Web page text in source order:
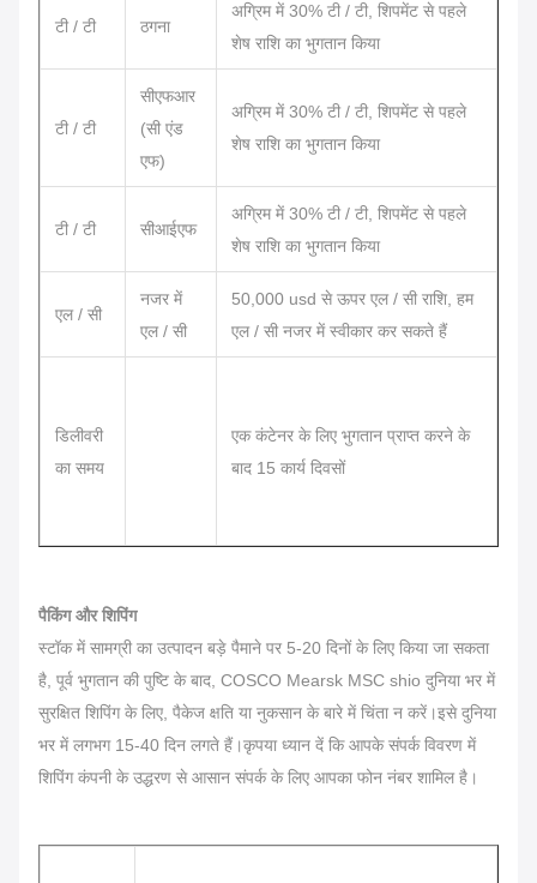
टी / टी ठगना
अग्रिम में 30% टी / टी, शिपमेंट से पहले
शेष राशि का भुगतान किया
टी / टी
सीएफआर
(सी एंड
एफ)
अग्रिम में 30% टी / टी, शिपमेंट से पहले
शेष राशि का भुगतान किया
टी / टी सीआईएफ
अग्रिम में 30% टी / टी, शिपमेंट से पहले
शेष राशि का भुगतान किया
एल / सी
नजर में
एल / सी
50,000 usd से ऊपर एल / सी राशि, हम
एल / सी नजर में स्वीकार कर सकते हैं
डिलीवरी
का समय
एक कंटेनर के लिए भुगतान प्राप्त करने के
बाद 15 कार्य दिवसों
पैकिंग और शिपिंग
स्टॉक में सामग्री का उत्पादन बड़े पैमाने पर 5-20 दिनों के लिए किया जा सकता
है, पूर्व भुगतान की पुष्टि के बाद, COSCO Mearsk MSC shio दुनिया भर में
सुरक्षित शिपिंग के लिए, पैकेज क्षति या नुकसान के बारे में चिंता न करें।इसे दुनिया
भर में लगभग 15-40 दिन लगते हैं।कृपया ध्यान दें कि आपके संपर्क विवरण में
शिपिंग कंपनी के उद्धरण से आसान संपर्क के लिए आपका फोन नंबर शामिल है।